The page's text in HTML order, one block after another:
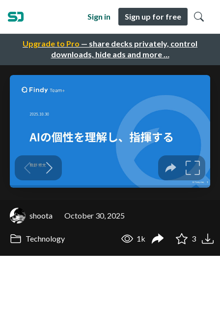
Upgrade to Pro — share decks privately, control
downloads, hide ads and more …
Sign in Sign up for free
shoota October 30, 2025
Technology 1k 3